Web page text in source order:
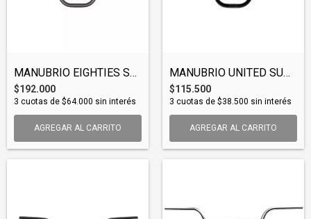
MANUBRIO EIGHTIES STARWOOD BAR (BAREIG00...
$192.000
3 cuotas de $64.000 sin interés
AGREGAR AL CARRITO
MANUBRIO UNITED SUPREME BAR BLACK (BARUN...
$115.500
3 cuotas de $38.500 sin interés
AGREGAR AL CARRITO